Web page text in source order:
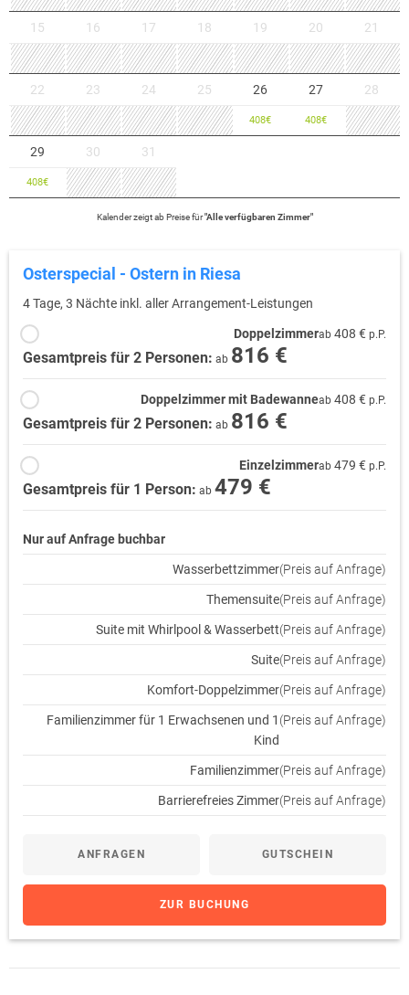
15 16 17 18 19 20 21
22 23 24 25 26
408€
27
408€
28
29
408€
30 31
Kalender zeigtab Preise für"Alle verfügbaren Zimmer"
Osterspecial - Ostern in Riesa
4 Tage, 3 Nächte inkl. aller Arrangement-Leistungen
Doppelzimmerab 408 € p.P.
Gesamtpreis für 2 Personen: ab 816 €
Doppelzimmer mit Badewanneab 408 € p.P.
Gesamtpreis für 2 Personen: ab 816 €
Einzelzimmerab 479 € p.P.
Gesamtpreis für 1 Person: ab 479 €
Nur auf Anfrage buchbar
Wasserbettzimmer(Preis auf Anfrage)
Themensuite(Preis auf Anfrage)
Suite mit Whirlpool & Wasserbett(Preis auf Anfrage)
Suite(Preis auf Anfrage)
Komfort-Doppelzimmer(Preis auf Anfrage)
Familienzimmer für 1 Erwachsenen und 1
Kind
(Preis auf Anfrage)
Familienzimmer(Preis auf Anfrage)
Barrierefreies Zimmer(Preis auf Anfrage)
ANFRAGEN GUTSCHEIN
ZUR BUCHUNG